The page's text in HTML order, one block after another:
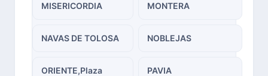
MISERICORDIA MONTERA
NAVAS DE TOLOSA NOBLEJAS
ORIENTE,Plaza PAVIA